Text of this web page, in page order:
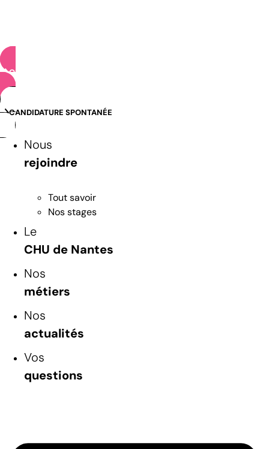
OFFRES D’EMPLOI
CANDIDATURE SPONTANÉE
Nous
rejoindre
Tout savoir
Nos stages
Le
CHU de Nantes
Nos
métiers
Nos
actualités
Vos
questions